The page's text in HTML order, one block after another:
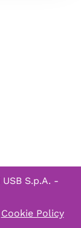
USB S.p.A. -
Cookie Policy